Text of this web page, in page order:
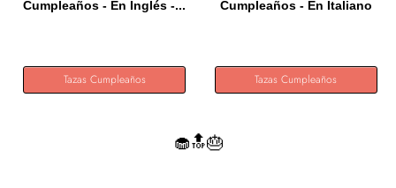
Cumpleaños - En Inglés -...
Tazas Cumpleaños
Cumpleaños - En Italiano
Tazas Cumpleaños
🧁🔝🎂